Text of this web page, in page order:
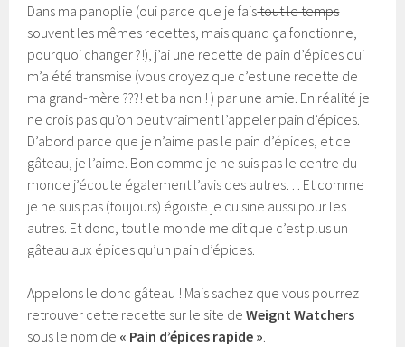
Dans ma panoplie (oui parce que je faistout le temps
souvent les mêmes recettes, mais quand ça fonctionne,
pourquoi changer ?!), j’ai une recette de pain d’épices qui
m’a été transmise (vous croyez que c’est une recette de
ma grand-mère ???! et ba non ! ) par une amie. En réalité je
ne crois pas qu’on peut vraiment l’appeler pain d’épices.
D’abord parce que je n’aime pas le pain d’épices, et ce
gâteau, je l’aime. Bon comme je ne suis pas le centre du
monde j’écoute également l’avis des autres… Et comme
je ne suis pas (toujours) égoïste je cuisine aussi pour les
autres. Et donc, tout le monde me dit que c’est plus un
gâteau aux épices qu’un pain d’épices.
Appelons le donc gâteau ! Mais sachez que vous pourrez
retrouver cette recette sur le site deWeignt Watchers
sous le nom de « Pain d’épices rapide »